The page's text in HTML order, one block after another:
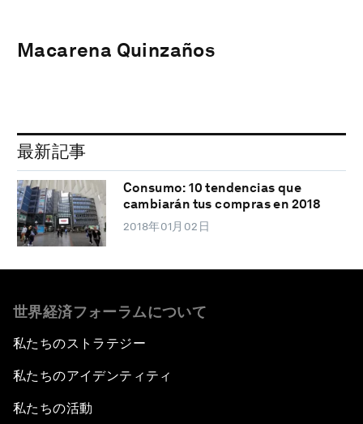
Macarena Quinzaños
最新記事
Consumo: 10 tendencias que
cambiarán tus compras en 2018
2018年01月02日
世界経済フォーラムについて
私たちのストラテジー
私たちのアイデンティティ
私たちの活動